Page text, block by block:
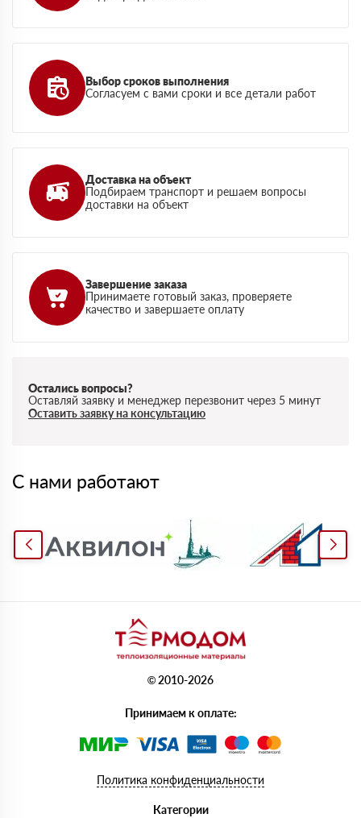
Выбор сроков выполнения
Согласуем с вами сроки и все детали работ
Доставка на объект
Подбираем транспорт и решаем вопросы
доставки на объект
Завершение заказа
Принимаете готовый заказ, проверяете
качество и завершаете оплату
Остались вопросы?
Оставляй заявку и менеджер перезвонит через 5 минут
Оставить заявку на консультацию
С нами работают
© 2010-2026
Принимаем к оплате:
Политика конфиденциальности
Категории